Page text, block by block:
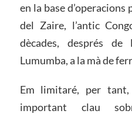
en la base
del Zaire, l’antic
dècades, després de
Lumumba, a la mà de
Em limitaré, per
important clau